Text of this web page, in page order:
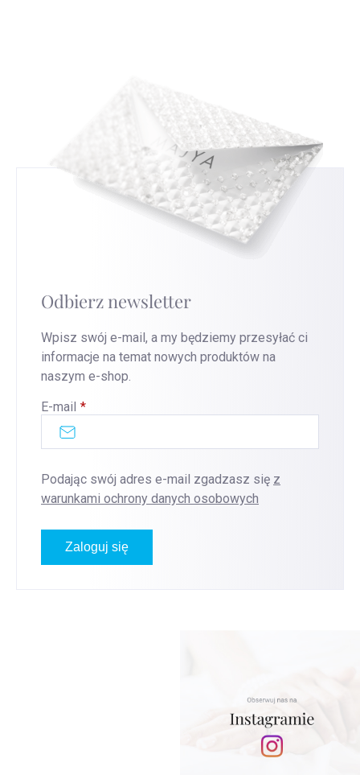
Odbierz newsletter
Wpisz swój e-mail, a my będziemy przesyłać ci
informacje na temat nowych produktów na
naszym e-shop.
E-mail
Podając swój adres e-mail zgadzasz się z
warunkami ochrony danych osobowych
Zaloguj się